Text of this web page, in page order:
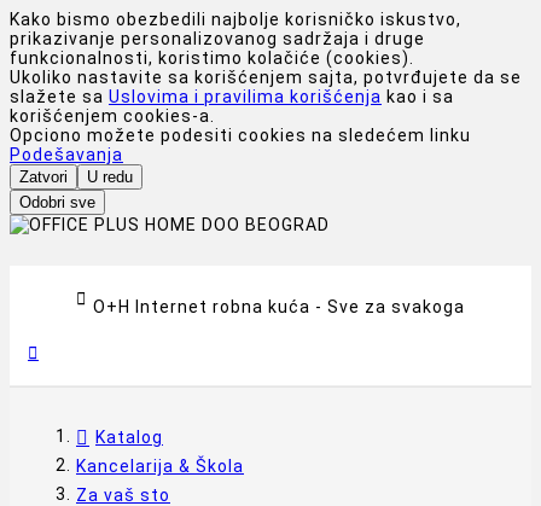
Kako bismo obezbedili najbolje korisničko iskustvo,
prikazivanje personalizovanog sadržaja i druge
funkcionalnosti, koristimo kolačiće (cookies).
Ukoliko nastavite sa korišćenjem sajta, potvrđujete da se
slažete sa Uslovima i pravilima korišćenja kao i sa
korišćenjem cookies-a.
Opciono možete podesiti cookies na sledećem linku
Podešavanja
Zatvori
U redu
Odobri sve
 O+H Internet robna kuća - Sve za svakoga

Katalog
Kancelarija & Škola
Za vaš sto